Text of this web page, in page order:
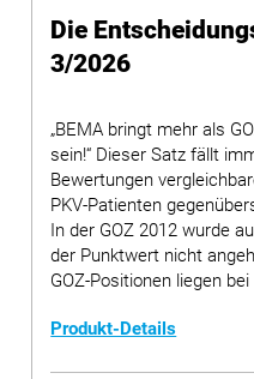
Die
3/2026
„BEMA bringt mehr als
sein!“ Dieser Satz fällt
Bewertungen
PKV-Patienten
In der GOZ 2012 wurde
der Punktwert nicht
GOZ-Positionen liegen bei
Produkt-Details